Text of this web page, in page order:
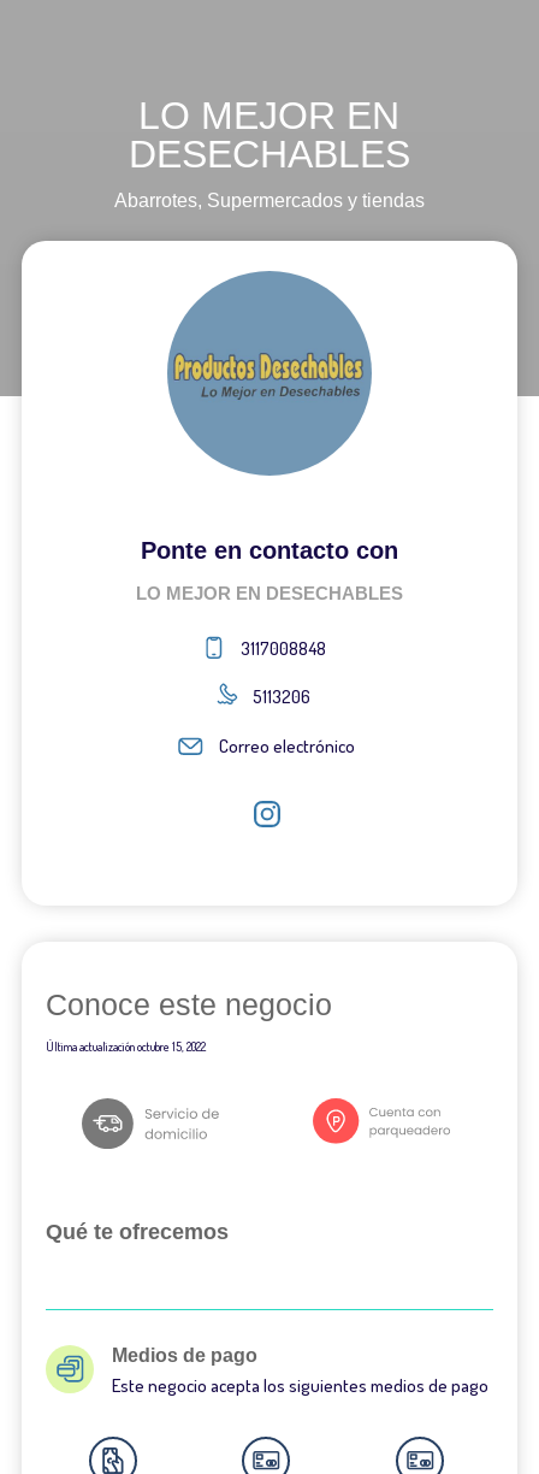
LO MEJOR EN
DESECHABLES
Abarrotes, Supermercados y tiendas
Ponte en contacto con
LO MEJOR EN DESECHABLES
3117008848
5113206
Correo electrónico
Conoce este negocio
Última actualizaciónoctubre 15, 2022
Qué te ofrecemos
Medios de pago
Este negocio acepta los siguientes medios de pago